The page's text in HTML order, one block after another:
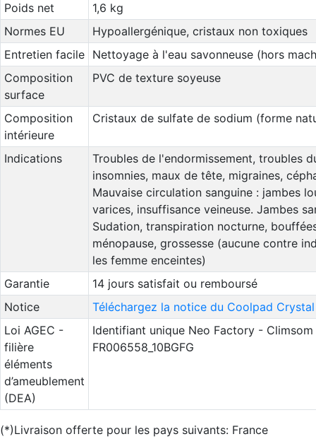
Poids net
1,6 kg
Normes EU
Hypoallergénique, cristaux non toxiques
Entretien facile
Nettoyage à l'eau savonneuse (hors
Composition
surface
PVC de texture soyeuse
Composition
intérieure
Cristaux de sulfate de sodium (forme
Indications
Troubles de l'endormissement, troubles
insomnies, maux de tête, migraines,
Mauvaise circulation sanguine : jambes
varices, insuffisance veineuse. Jambes
Sudation, transpiration nocturne,
ménopause, grossesse (aucune contre
les femme enceintes)
Garantie
14 jours satisfait ou remboursé
Notice
Téléchargez la notice du Coolpad Crystal
Loi AGEC -
filière
éléments
d’ameublement
(DEA)
Identifiant unique Neo Factory - Climsom
FR006558_10BGFG
(*)Livraison offerte pour les pays suivants: France